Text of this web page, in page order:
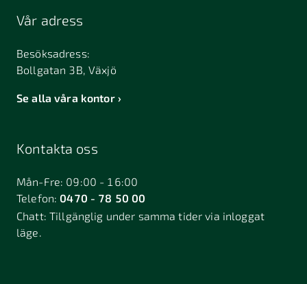
Vår adress
Besöksadress:
Bollgatan 3B, Växjö
Se alla våra kontor
Kontakta oss
Mån-Fre: 09:00 - 16:00
Telefon:0470 - 78 50 00
Chatt:Tillgänglig under samma tider via inloggat
läge.